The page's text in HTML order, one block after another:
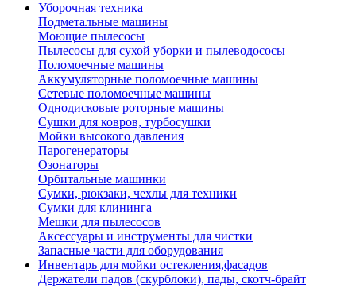
Уборочная техника
Подметальные машины
Моющие пылесосы
Пылесосы для сухой уборки и пылеводососы
Поломоечные машины
Аккумуляторные поломоечные машины
Сетевые поломоечные машины
Однодисковые роторные машины
Сушки для ковров, турбосушки
Мойки высокого давления
Парогенераторы
Озонаторы
Орбитальные машинки
Сумки, рюкзаки, чехлы для техники
Сумки для клининга
Мешки для пылесосов
Аксессуары и инструменты для чистки
Запасные части для оборудования
Инвентарь для мойки остекления,фасадов
Держатели падов (скурблоки), пады, скотч-брайт